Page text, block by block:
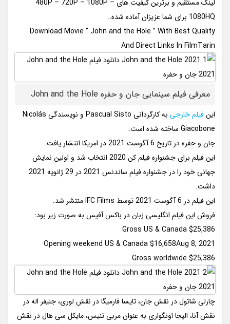
لینک مستقیم و برترین کیفیت های 480P – 720P – 1080P –
1080HQ برای شما عزیزان آماده شده..
Download Movie ” John and the Hole ” With Best Quality
And Direct Links In FilmTarin
معرفی فیلم سینمایی جان و حفره John and the Hole
اینفیلم خارجی
به کارگردانی Pascual Sisto و نویسندگی Nicolás
Giacobone ساخته شده است.
جان و حفره در تاریخ 6 آگوست 2021 در امریکا انتشار یافت.
این فیلم برای جشنواره فیلم کن 2020 انتخاب شد و اولین نمایش
جهانی خود را در جشنواره فیلم ساندنس 2021 در 29 ژانویه 2021
داشت.
این فیلم در 6 آگوست 2021 توسط IFC Films منتشر شد.
فروش این فیلم انگلیسی زبان در باکس آفیس به صورت زیر بود:
Gross US & Canada $25,386
Opening weekend US & Canada $16,658Aug 8, 2021
Gross worldwide $25,386
چارلی شاتول در نقش جان، تایسا فارمیگا در نقش لوری، جنیفر اله در
نقش آنا، الیجا اونگواری به عنوان مربی تنیس، مایکل سی هال در نقش